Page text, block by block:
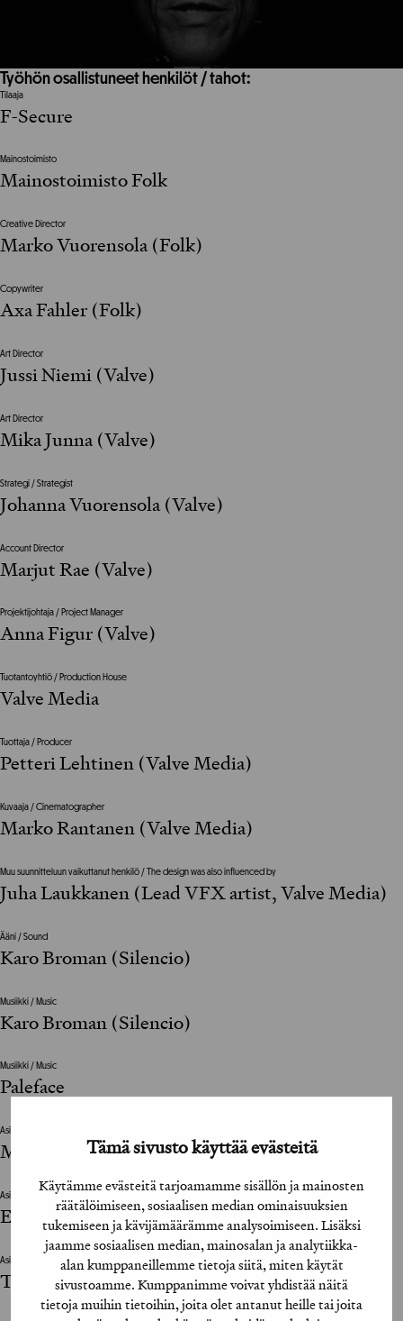
Tämä sivusto käyttää evästeitä
Käytämme evästeitä tarjoamamme sisällön ja mainosten
räätälöimiseen, sosiaalisen median ominaisuuksien
tukemiseen ja kävijämäärämme analysoimiseen. Lisäksi
jaamme sosiaalisen median, mainosalan ja analytiikka-
alan kumppaneillemme tietoja siitä, miten käytät
sivustoamme. Kumppanimme voivat yhdistää näitä
tietoja muihin tietoihin, joita olet antanut heille tai joita
Työhön osallistuneet henkilöt / tahot:
Tilaaja
F-Secure
Mainostoimisto
Mainostoimisto Folk
Creative Director
Marko Vuorensola (Folk)
Copywriter
Axa Fahler (Folk)
Art Director
Jussi Niemi (Valve)
Art Director
Mika Junna (Valve)
Strategi / Strategist
Johanna Vuorensola (Valve)
Account Director
Marjut Rae (Valve)
Projektijohtaja / Project Manager
Anna Figur (Valve)
Tuotantoyhtiö / Production House
Valve Media
Tuottaja / Producer
Petteri Lehtinen (Valve Media)
Kuvaaja / Cinematographer
Marko Rantanen (Valve Media)
Muu suunnitteluun vaikuttanut henkilö / The design was also influenced by
Juha Laukkanen (Lead VFX artist, Valve Media)
Ääni / Sound
Karo Broman (Silencio)
Musiikki / Music
Karo Broman (Silencio)
Musiikki / Music
Paleface
Asiakkaan vastuuhenkilö / Client’s Representative
Marita Markkula (F-Secure)
Asiakkaan vastuuhenkilö / Client’s Representative
Emma Paajanen (F-Secure)
Asiakkaan vastuuhenkilö / Client’s Representative
Taija Merisalo (F-Secure)